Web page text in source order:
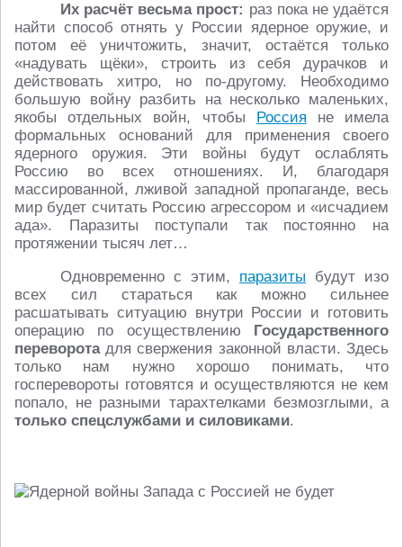
Их расчёт весьма прост: раз пока не удаётся
найти способ отнять у России ядерное оружие, и
потом её уничтожить, значит, остаётся только
«надувать щёки», строить из себя дурачков и
действовать хитро, но по-другому. Необходимо
большую войну разбить на несколько маленьких,
якобы отдельных войн, чтобы Россия не имела
формальных оснований для применения своего
ядерного оружия. Эти войны будут ослаблять
Россию во всех отношениях. И, благодаря
массированной, лживой западной пропаганде, весь
мир будет считать Россию агрессором и «исчадием
ада». Паразиты поступали так постоянно на
протяжении тысяч лет…
Одновременно с этим, паразиты будут изо
всех сил стараться как можно сильнее
расшатывать ситуацию внутри России и готовить
операцию по осуществлению Государственного
переворотадля свержения законной власти. Здесь
только нам нужно хорошо понимать, что
госперевороты готовятся и осуществляются не кем
попало, не разными тарахтелками безмозглыми, а
только спецслужбами и силовиками.